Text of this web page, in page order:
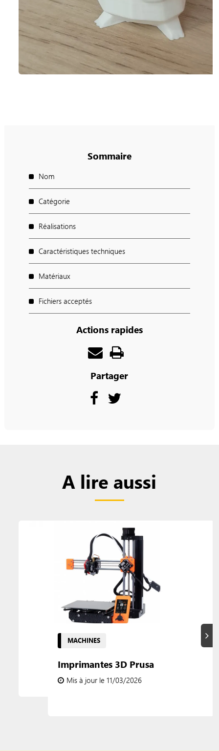
Sommaire
Nom
Catégorie
Réalisations
Caractéristiques techniques
Matériaux
Fichiers acceptés
Actions rapides
Partager
A lire aussi
MACHINES
Imprimantes 3D Prusa
Mis à jour le 11/03/2026